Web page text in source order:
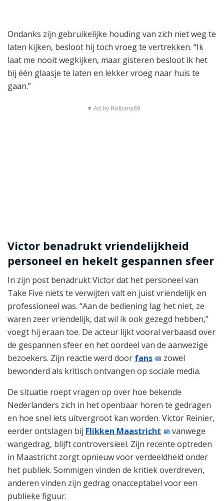
Ondanks zijn gebruikelijke houding van zich niet weg te
laten kijken, besloot hij toch vroeg te vertrekken. “Ik
laat me nooit wegkijken, maar gisteren besloot ik het
bij één glaasje te laten en lekker vroeg naar huis te
gaan.”
▼ Ad by Refinery89
Victor benadrukt vriendelijkheid
personeel en hekelt gespannen sfeer
In zijn post benadrukt Victor dat het personeel van
Take Five niets te verwijten valt en juist vriendelijk en
professioneel was. “Aan de bediening lag het niet, ze
waren zeer vriendelijk, dat wil ik ook gezegd hebben,”
voegt hij eraan toe. De acteur lijkt vooral verbaasd over
de gespannen sfeer en het oordeel van de aanwezige
bezoekers. Zijn reactie werd door fans
zowel
bewonderd als kritisch ontvangen op sociale media.
De situatie roept vragen op over hoe bekende
Nederlanders zich in het openbaar horen te gedragen
en hoe snel iets uitvergroot kan worden. Victor Reinier,
eerder ontslagen bij Flikken Maastricht
vanwege
wangedrag, blijft controversieel. Zijn recente optreden
in Maastricht zorgt opnieuw voor verdeeldheid onder
het publiek. Sommigen vinden de kritiek overdreven,
anderen vinden zijn gedrag onacceptabel voor een
publieke figuur.